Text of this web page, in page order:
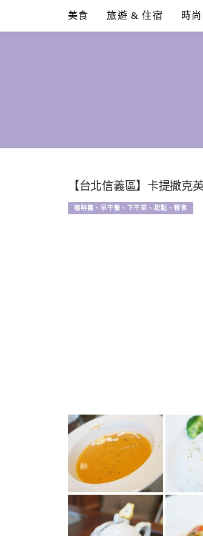
content
美食 旅遊 & 住宿 時
【台北信義區】卡提撒克
咖啡館、早午餐、下午茶、甜點、輕食